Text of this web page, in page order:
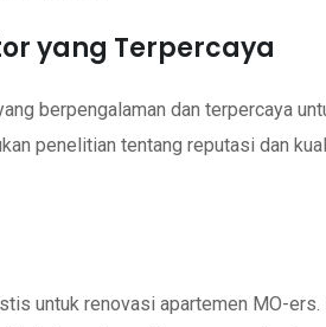
yang Terpercaya
berpengalaman dan terpercaya
penelitian tentang reputasi dan
untuk renovasi apartemen MO-